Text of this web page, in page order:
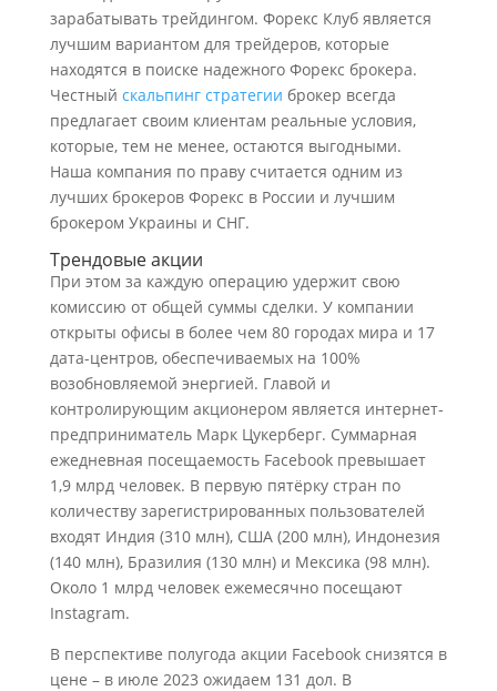
зарабатывать трейдингом. Форекс Клуб является
лучшим вариантом для трейдеров, которые
находятся в поиске надежного Форекс брокера.
Честный скальпинг стратегии брокер всегда
предлагает своим клиентам реальные условия,
которые, тем не менее, остаются выгодными.
Наша компания по праву считается одним из
лучших брокеров Форекс в России и лучшим
брокером Украины и СНГ.
Трендовые акции
При этом за каждую операцию удержит свою
комиссию от общей суммы сделки. У компании
открыты офисы в более чем 80 городах мира и 17
дата-центров, обеспечиваемых на 100%
возобновляемой энергией. Главой и
контролирующим акционером является интернет-
предприниматель Марк Цукерберг. Суммарная
ежедневная посещаемость Facebook превышает
1,9 млрд человек. В первую пятёрку стран по
количеству зарегистрированных пользователей
входят Индия (310 млн), США (200 млн), Индонезия
(140 млн), Бразилия (130 млн) и Мексика (98 млн).
Около 1 млрд человек ежемесячно посещают
Instagram.
В перспективе полугода акции Facebook снизятся в
цене – в июле 2023 ожидаем 131 дол. В